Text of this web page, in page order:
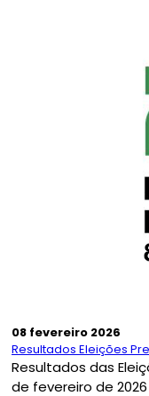
08 fevereiro 2026
Resultados Eleições
Resultados das
de fevereiro de